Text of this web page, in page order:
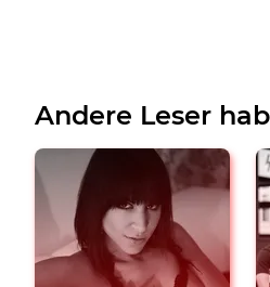
Andere Leser